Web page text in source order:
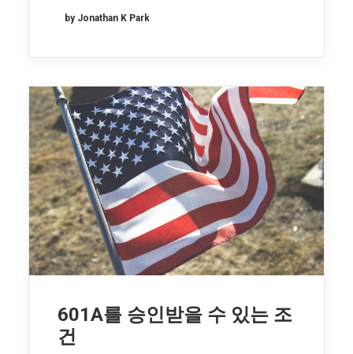
by Jonathan K Park
601A를 승인받을 수 있는 조
건